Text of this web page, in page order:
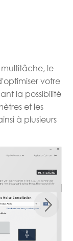
multitâche, le
votre
la possibilité
et les
à plusieurs